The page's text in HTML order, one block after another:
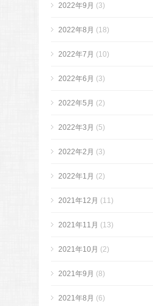
2022年9月 (3)
2022年8月 (18)
2022年7月 (10)
2022年6月 (3)
2022年5月 (2)
2022年3月 (5)
2022年2月 (3)
2022年1月 (2)
2021年12月 (11)
2021年11月 (13)
2021年10月 (2)
2021年9月 (8)
2021年8月 (6)